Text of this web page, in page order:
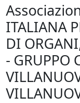
ITALIANA
DI
- GRUPPO